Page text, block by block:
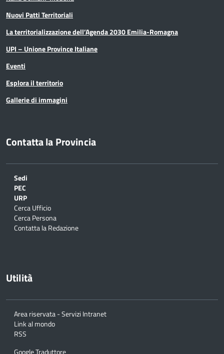
Nuovi Patti Territoriali
La territorializzazione dell’Agenda 2030 Emilia-Romagna
UPI – Unione Province Italiane
Eventi
Esplora il territorio
Gallerie di immagini
Contatta la Provincia
Sedi
PEC
URP
Cerca Ufficio
Cerca Persona
Contatta la Redazione
Utilità
Area riservata - Servizi Intranet
Link al mondo
RSS
Google Traduttore